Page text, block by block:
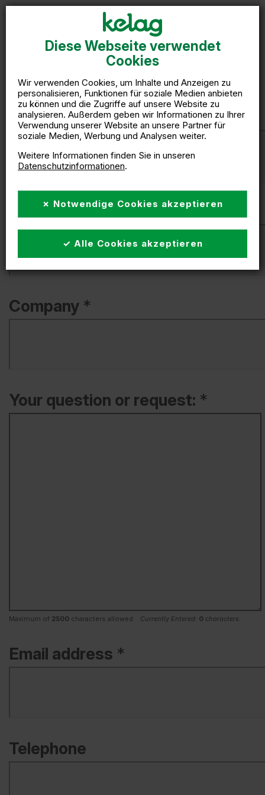
Diese Webseite verwendet
Cookies
Wir verwenden Cookies, um Inhalte und Anzeigen zu
personalisieren, Funktionen für soziale Medien anbieten
zu können und die Zugriffe auf unsere Website zu
analysieren. Außerdem geben wir Informationen zu Ihrer
Verwendung unserer Website an unsere Partner für
soziale Medien, Werbung und Analysen weiter.
Weitere Informationen finden Sie in unseren
Datenschutzinformationen.
✗ Notwendige Cookies akzeptieren
✓ Alle Cookies akzeptieren
Kelag International
contact form Slovenia
Name*
Surname*
Company *
Your question or request: *
Maximum of 2500 characters allowed. Currently Entered: 0 characters.
Email address *
Telephone